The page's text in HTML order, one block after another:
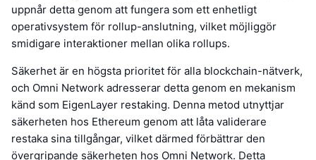
uppnår detta genom att fungera som ett enhetligt
operativsystem för rollup-anslutning, vilket möjliggör
smidigare interaktioner mellan olika rollups.
Säkerhet är en högsta prioritet för alla blockchain-nätverk,
och Omni Network adresserar detta genom en mekanism
känd som EigenLayer restaking. Denna metod utnyttjar
säkerheten hos Ethereum genom att låta validerare
restaka sina tillgångar, vilket därmed förbättrar den
övergripande säkerheten hos Omni Network. Detta